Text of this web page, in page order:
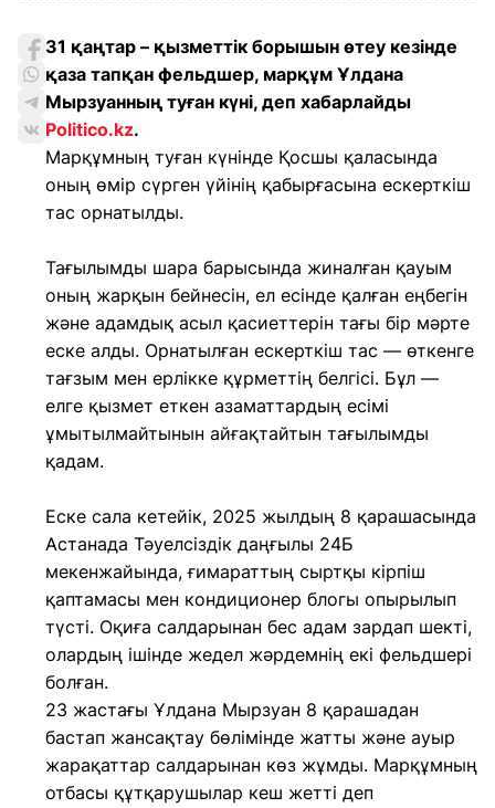
31 қаңтар – қызметтік борышын өтеу кезінде
қаза тапқан фельдшер, марқұм Ұлдана
Мырзуанның туған күні, деп хабарлайды
Politico.kz.
Марқұмның туған күнінде Қосшы қаласында
оның өмір сүрген үйінің қабырғасына ескерткіш
тас орнатылды.
Тағылымды шара барысында жиналған қауым
оның жарқын бейнесін, ел есінде қалған еңбегін
және адамдық асыл қасиеттерін тағы бір мәрте
еске алды. Орнатылған ескерткіш тас — өткенге
тағзым мен ерлікке құрметтің белгісі. Бұл —
елге қызмет еткен азаматтардың есімі
ұмытылмайтынын айғақтайтын тағылымды
қадам.
Еске сала кетейік, 2025 жылдың 8 қарашасында
Астанада Тәуелсіздік даңғылы 24Б
мекенжайында, ғимараттың сыртқы кірпіш
қаптамасы мен кондиционер блогы опырылып
түсті. Оқиға салдарынан бес адам зардап шекті,
олардың ішінде жедел жәрдемнің екі фельдшері
болған.
23 жастағы Ұлдана Мырзуан 8 қарашадан
бастап жансақтау бөлімінде жатты және ауыр
жарақаттар салдарынан көз жұмды. Марқұмның
отбасы құтқарушылар кеш жетті деп